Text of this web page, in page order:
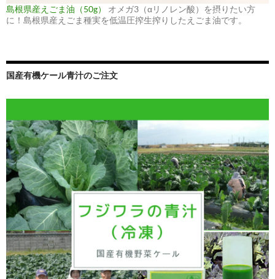
島根県産えごま油（50g）
オメガ3（αリノレン酸）を摂りたい方
に！島根県産えごま種実を低温圧搾生搾りしたえごま油です。
国産有機ケール青汁のご注文